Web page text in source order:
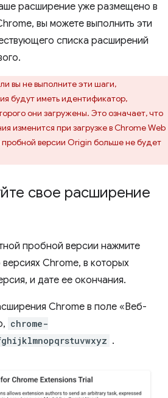
расширение уже размещено в
вы можете выполнить эти
списка расширений
вы не выполните эти шаги,
будут иметь идентификатор,
они загружены. Это означает, что
изменится при загрузке в Chrome Web
версии Origin больше не будет
свое расширение
пробной версии нажмите
Chrome, в которых
и дате ее окончания.
Chrome в поле «Веб-
chrome-
.